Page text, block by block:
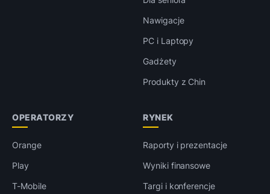
Nawigacje
PC i Laptopy
Gadżety
Produkty z Chin
OPERATORZY
Orange
Play
T-Mobile
RYNEK
Raporty i prezentacje
Wyniki finansowe
Targi i konferencje